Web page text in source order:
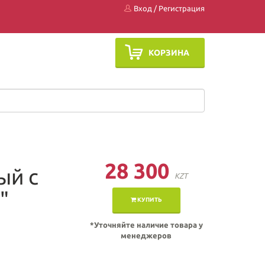
Вход / Регистрация
КОРЗИНА
28 300 KZT
КУПИТЬ
*Уточняйте наличие товара у
менеджеров
с